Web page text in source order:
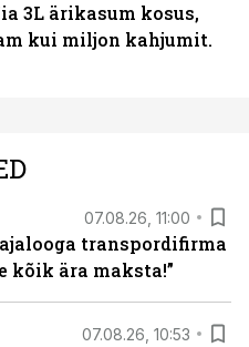
3L ärikasum kosus,
kui miljon kahjumit.
07.08.26, 11:00
transpordifirma
kõik ära maksta!”
07.08.26, 10:53